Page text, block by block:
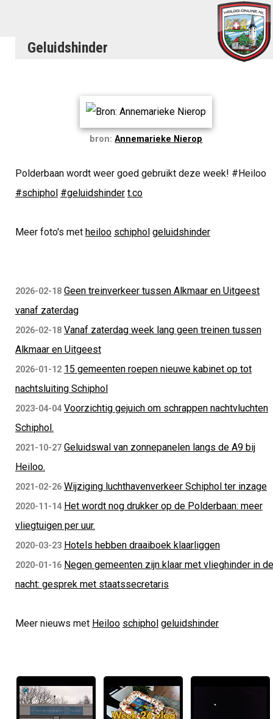
Geluidshinder
bron:Annemarieke Nierop
Polderbaan wordt weer goed gebruikt deze week! #Heiloo
#schiphol #geluidshinder t.co
Meer foto's met heiloo schiphol geluidshinder
2026-02-18 Geen treinverkeer tussen Alkmaar en Uitgeest
vanaf zaterdag
2026-02-18 Vanaf zaterdag week lang geen treinen tussen
Alkmaar en Uitgeest
2026-01-12 15 gemeenten roepen nieuwe kabinet op tot
nachtsluiting Schiphol
2023-04-04 Voorzichtig gejuich om schrappen nachtvluchten
Schiphol.
2021-10-27 Geluidswal van zonnepanelen langs de A9 bij
Heiloo.
2021-02-26 Wijziging luchthavenverkeer Schiphol ter inzage
2020-11-14 Het wordt nog drukker op de Polderbaan: meer
vliegtuigen per uur.
2020-03-23 Hotels hebben draaiboek klaarliggen
2020-01-16 Negen gemeenten zijn klaar met vlieghinder in de
nacht: gesprek met staatssecretaris
Meer nieuws met Heiloo schiphol geluidshinder